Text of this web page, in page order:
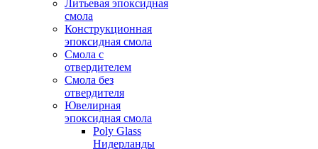
Литьевая эпоксидная
смола
Конструкционная
эпоксидная смола
Смола с
отвердителем
Смола без
отвердителя
Ювелирная
эпоксидная смола
Poly Glass
Нидерланды